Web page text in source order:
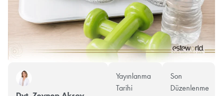
Yayınlanma
Tarihi
Son
Düzenlenme